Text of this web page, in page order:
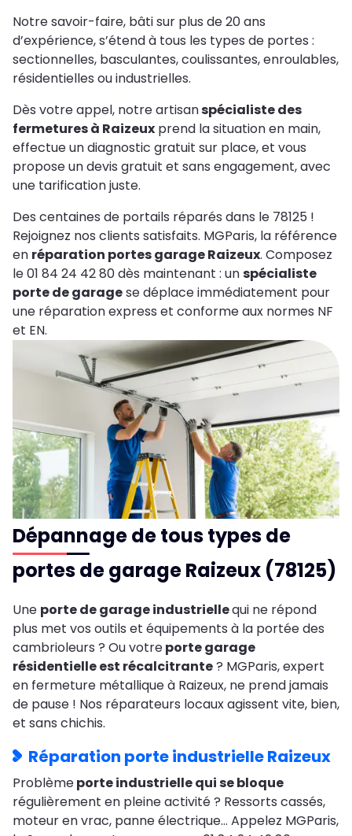
Notre savoir-faire, bâti sur plus de 20 ans
d’expérience, s’étend à tous les types de portes :
sectionnelles, basculantes, coulissantes, enroulables,
résidentielles ou industrielles.
Dès votre appel, notre artisanspécialiste des
fermetures à Raizeux prend la situation en main,
effectue un diagnostic gratuit sur place, et vous
propose un devis gratuit et sans engagement, avec
une tarification juste.
Des centaines de portails réparés dans le 78125 !
Rejoignez nos clients satisfaits. MGParis, la référence
en réparation portes garage Raizeux. Composez
le 01 84 24 42 80 dès maintenant : unspécialiste
porte de garagese déplace immédiatement pour
une réparation express et conforme aux normes NF
et EN.
Dépannage de tous types de
portes de garage Raizeux (78125)
Une porte de garage industriellequi ne répond
plus met vos outils et équipements à la portée des
cambrioleurs ? Ou votreporte garage
résidentielle est récalcitrante? MGParis, expert
en fermeture métallique à Raizeux, ne prend jamais
de pause ! Nos réparateurs locaux agissent vite, bien,
et sans chichis.
Réparation porte industrielle Raizeux
Problèmeporte industrielle qui se bloque
régulièrement en pleine activité ? Ressorts cassés,
moteur en vrac, panne électrique… Appelez MGParis,